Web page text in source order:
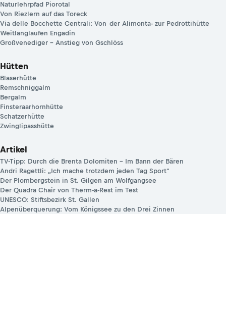
Naturlehrpfad Piorotal
Von Riezlern auf das Toreck
Via delle Bocchette Centrali: ­Von der Alimonta- zur Pedrottihütte
Weitlanglaufen Engadin
Großvenediger – Anstieg von Gschlöss
Hütten
Blaserhütte
Remschniggalm
Bergalm
Finsteraarhornhütte
Schatzerhütte
Zwinglipasshütte
Artikel
TV-Tipp: Durch die Brenta Dolomiten – Im Bann der Bären
Andri Ragettli: „Ich mache trotzdem jeden Tag Sport"
Der Plombergstein in St. Gilgen am Wolfgangsee
Der Quadra Chair von Therm-a-Rest im Test
UNESCO: Stiftsbezirk St. Gallen
Alpenüberquerung: Vom Königssee zu den Drei Zinnen